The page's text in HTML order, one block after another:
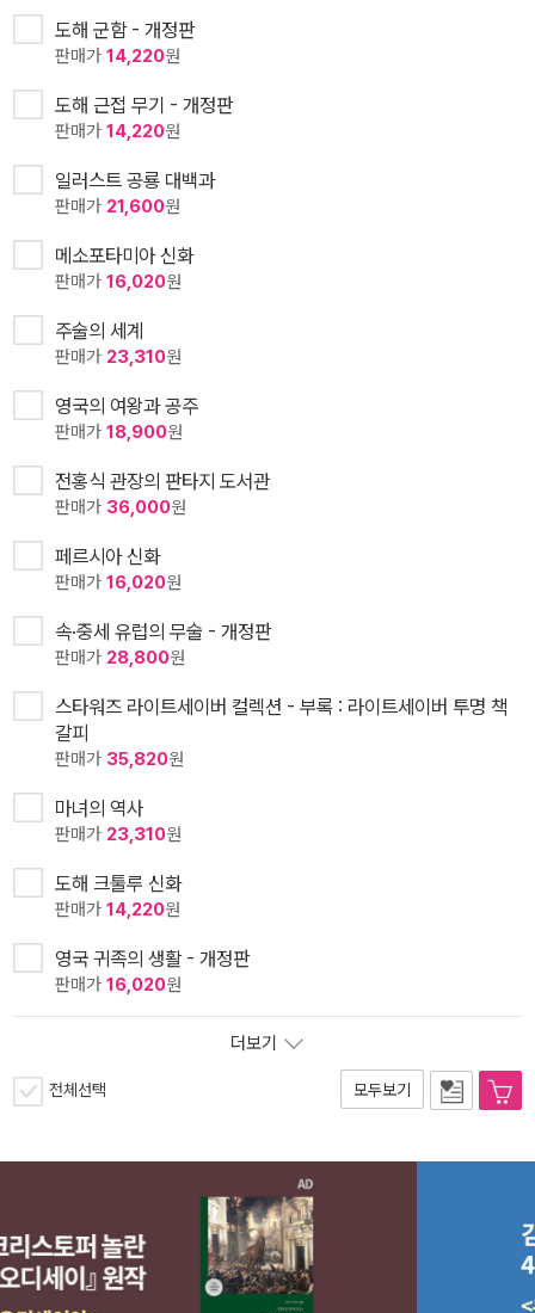
도해 군함 - 개정판
판매가 14,220원
도해 근접 무기 - 개정판
판매가 14,220원
일러스트 공룡 대백과
판매가 21,600원
메소포타미아 신화
판매가 16,020원
주술의 세계
판매가 23,310원
영국의 여왕과 공주
판매가 18,900원
전홍식 관장의 판타지 도서관
판매가 36,000원
페르시아 신화
판매가 16,020원
속·중세 유럽의 무술 - 개정판
판매가 28,800원
스타워즈 라이트세이버 컬렉션 - 부록 : 라이트세이버 투명 책
갈피
판매가 35,820원
마녀의 역사
판매가 23,310원
도해 크툴루 신화
판매가 14,220원
영국 귀족의 생활 - 개정판
판매가 16,020원
더보기
전체선택 모두보기